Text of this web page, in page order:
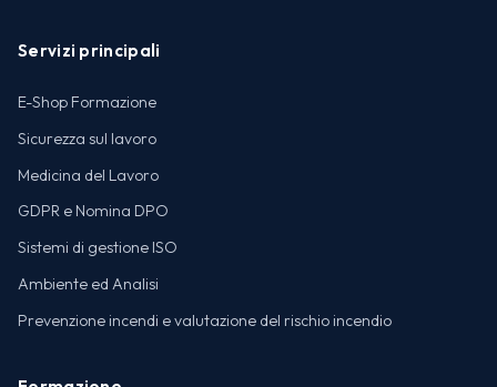
Servizi principali
E-Shop Formazione
Sicurezza sul lavoro
Medicina del Lavoro
GDPR e Nomina DPO
Sistemi di gestione ISO
Ambiente ed Analisi
Prevenzione incendi e valutazione del rischio incendio